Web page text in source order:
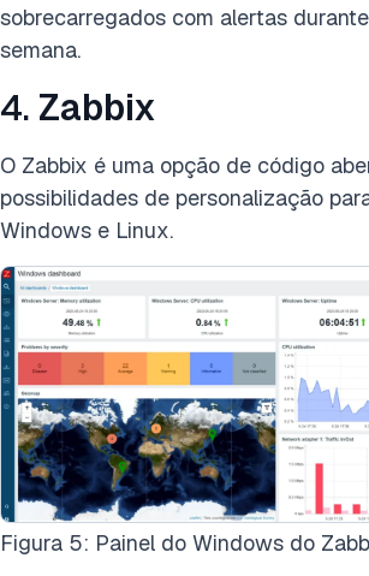
sobrecarregados com alertas
semana.
4. Zabbix
O Zabbix é uma opção de código
possibilidades de personalização
Windows e Linux.
Figura 5: Painel do Windows do